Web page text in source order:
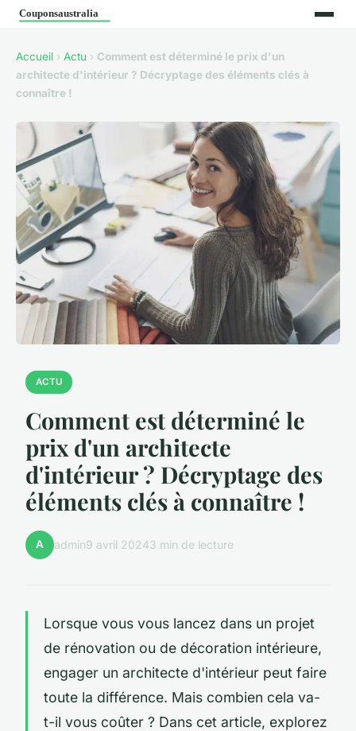
Accueil › Actu › Comment est déterminé le prix d'un
architecte d'intérieur ? Décryptage des éléments clés à
connaître !
ACTU
Comment est déterminé le
prix d'un architecte
d'intérieur ? Décryptage des
éléments clés à connaître !
A admin9 avril 20243 min de lecture
Lorsque vous vous lancez dans un projet
de rénovation ou de décoration intérieure,
engager un architecte d'intérieur peut faire
toute la différence. Mais combien cela va-
t-il vous coûter ? Dans cet article, explorez